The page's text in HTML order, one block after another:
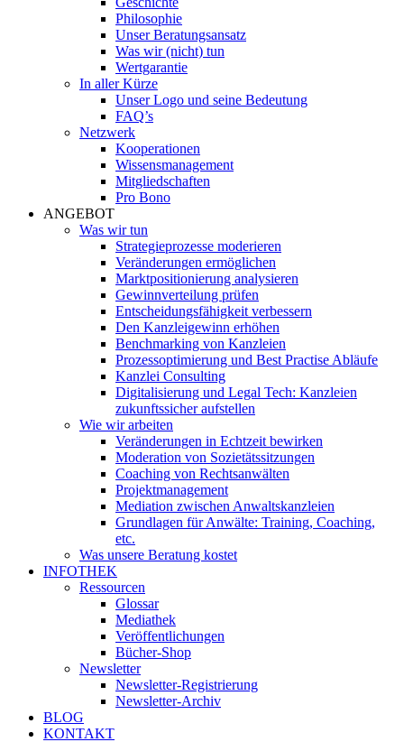
Philosophie
Unser Beratungsansatz
Was wir (nicht) tun
Wertgarantie
In aller Kürze
Unser Logo und seine Bedeutung
FAQ’s
Netzwerk
Kooperationen
Wissensmanagement
Mitgliedschaften
Pro Bono
ANGEBOT
Was wir tun
Strategieprozesse moderieren
Veränderungen ermöglichen
Marktpositionierung analysieren
Gewinnverteilung prüfen
Entscheidungsfähigkeit verbessern
Den Kanzleigewinn erhöhen
Benchmarking von Kanzleien
Prozessoptimierung und Best Practise Abläufe
Kanzlei Consulting
Digitalisierung und Legal Tech: Kanzleien
zukunftssicher aufstellen
Wie wir arbeiten
Veränderungen in Echtzeit bewirken
Moderation von Sozietätssitzungen
Coaching von Rechtsanwälten
Projektmanagement
Mediation zwischen Anwaltskanzleien
Grundlagen für Anwälte: Training, Coaching,
etc.
Was unsere Beratung kostet
INFOTHEK
Ressourcen
Glossar
Mediathek
Veröffentlichungen
Bücher-Shop
Newsletter
Newsletter-Registrierung
Newsletter-Archiv
BLOG
KONTAKT